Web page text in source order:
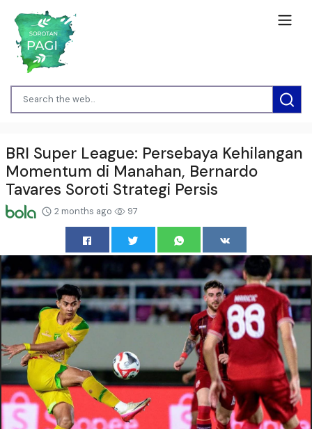
BRI Super League: Persebaya Kehilangan
Momentum di Manahan, Bernardo
Tavares Soroti Strategi Persis
2 months ago 97